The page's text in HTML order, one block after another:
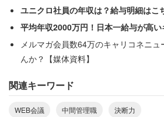
管理職としての決断力を上
決断に迷う最大の理由は、判断基準
ユニクロ社員の年収は？給与明細はこ
平均年収2000万円！日本一給与が高
メルマガ会員数64万のキャリコネニ
んか？【媒体資料】
関連キーワード
WEB会議 中間管理職 決断力